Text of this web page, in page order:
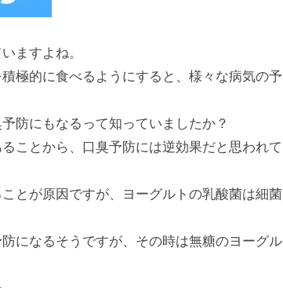
ますよね。
極的に食べるようにすると、様々な病気の予
防にもなるって知っていましたか？
ことから、口臭予防には逆効果だと思われて
とが原因ですが、ヨーグルトの乳酸菌は細菌
になるそうですが、その時は無糖のヨーグル